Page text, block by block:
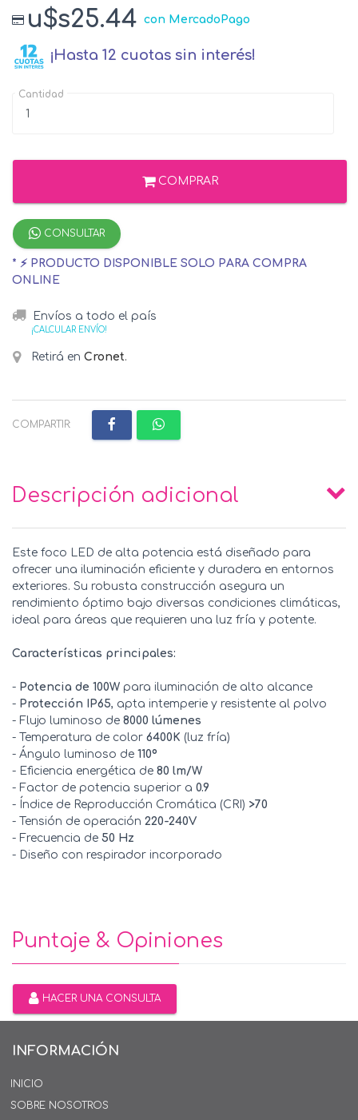
u$s25.44 con MercadoPago
¡Hasta 12 cuotas sin interés!
Cantidad
COMPRAR
CONSULTAR
* ⚡ PRODUCTO DISPONIBLE SOLO PARA COMPRA
ONLINE
Envíos a todo el país
¡CALCULAR ENVÍO!
Retirá en Cronet.
COMPARTIR:
Descripción adicional
Este foco LED de alta potencia está diseñado para
ofrecer una iluminación eficiente y duradera en entornos
exteriores. Su robusta construcción asegura un
rendimiento óptimo bajo diversas condiciones climáticas,
ideal para áreas que requieren una luz fría y potente.
Características principales:
- Potencia de 100W para iluminación de alto alcance
- Protección IP65, apta intemperie y resistente al polvo
- Flujo luminoso de 8000 lúmenes
- Temperatura de color 6400K (luz fría)
- Ángulo luminoso de 110º
- Eficiencia energética de 80 lm/W
- Factor de potencia superior a 0.9
- Índice de Reproducción Cromática (CRI) >70
- Tensión de operación 220-240V
- Frecuencia de 50 Hz
- Diseño con respirador incorporado
Puntaje & Opiniones
HACER UNA CONSULTA
INFORMACIÓN
INICIO
SOBRE NOSOTROS